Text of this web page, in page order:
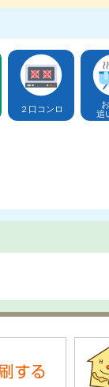
２口コンロ
追